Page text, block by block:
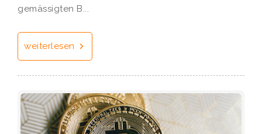
gemässigten B...
weiterlesen